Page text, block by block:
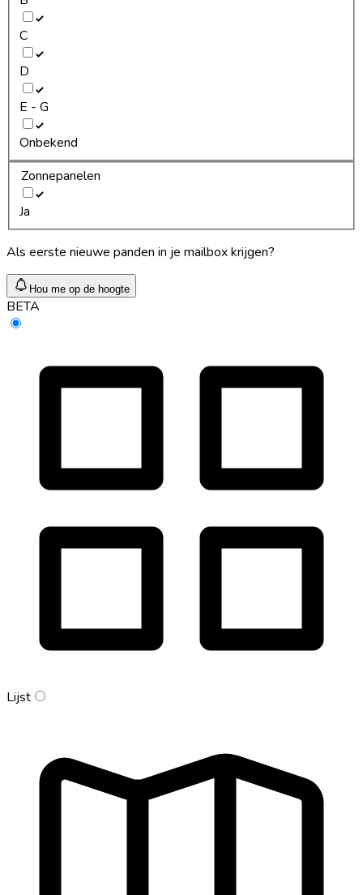
C
D
E - G
Onbekend
Zonnepanelen
Ja
Als eerste nieuwe panden in je mailbox krijgen?
Hou me op de hoogte
BETA
Lijst